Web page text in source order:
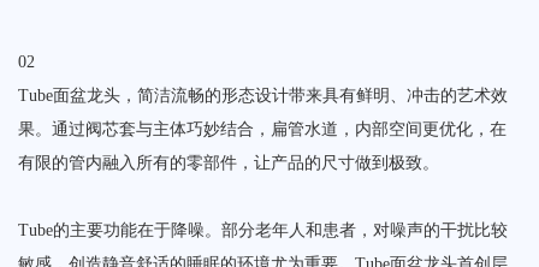
02
Tube面盆龙头，简洁流畅的形态设计带来具有鲜明、冲击的艺术效
果。通过阀芯套与主体巧妙结合，扁管水道，内部空间更优化，在
有限的管内融入所有的零部件，让产品的尺寸做到极致。
Tube的主要功能在于降噪。部分老年人和患者，对噪声的干扰比较